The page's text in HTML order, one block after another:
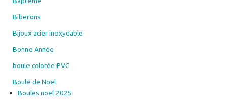
Biberons
Bijoux acier inoxydable
Bonne Année
boule colorée PVC
Boule de Noel
Boules noel 2025